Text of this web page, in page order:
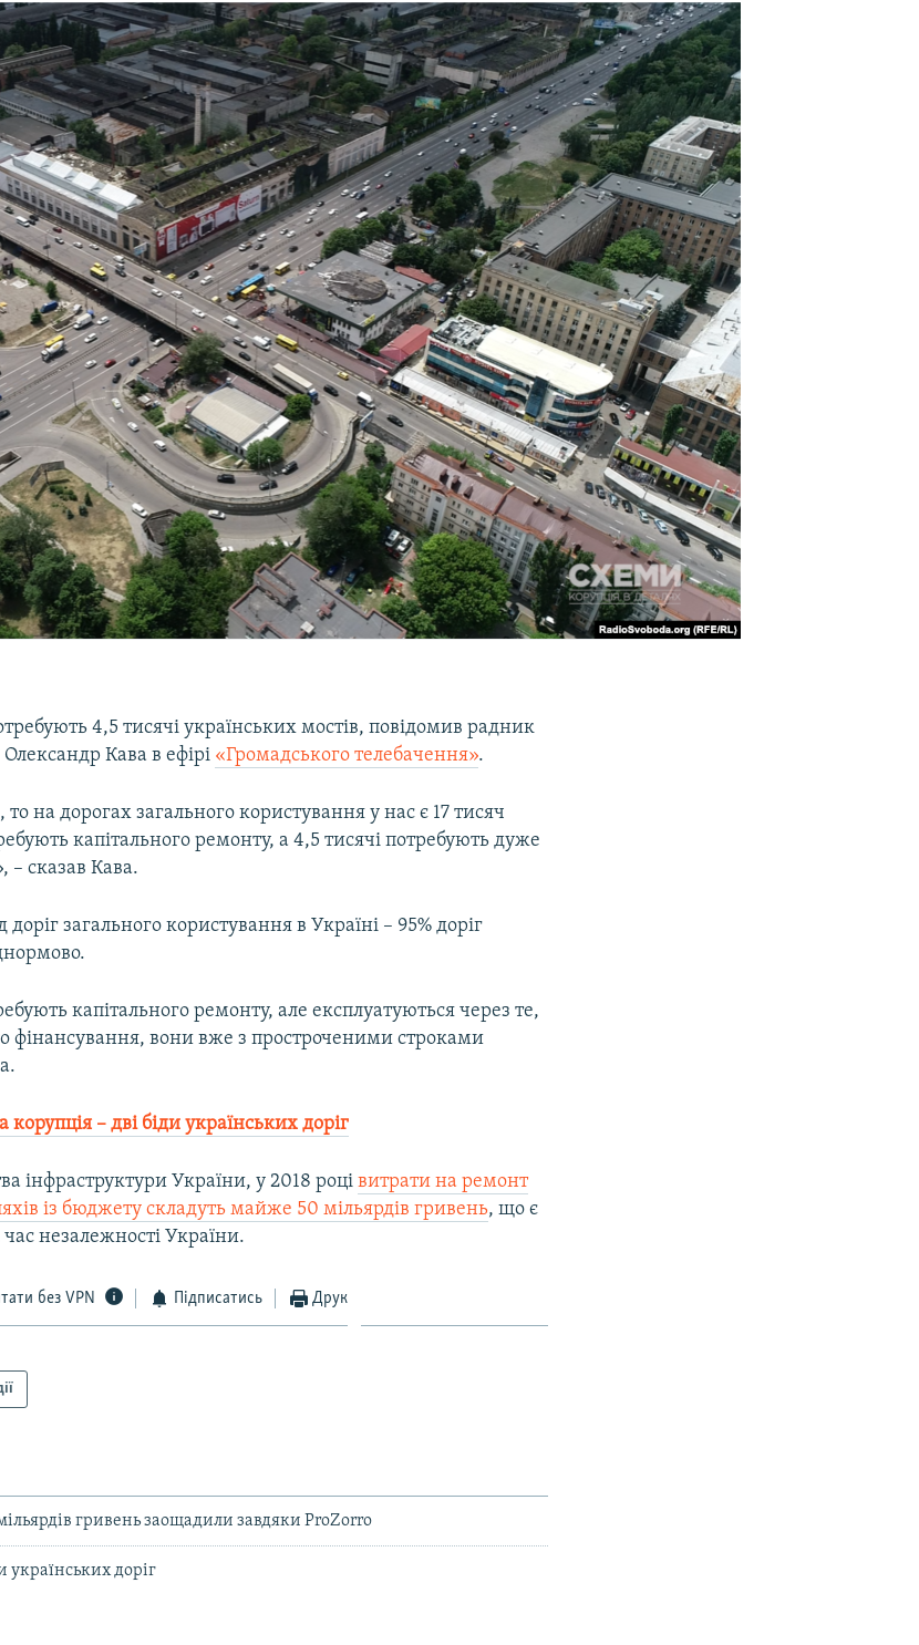
4,5 тисячі українських мостів, повідомив радник
Кава в ефірі «Громадського телебачення».
то на дорогах загального користування у нас є 17 тисяч
капітального ремонту, а 4,5 тисячі потребують дуже
– сказав Кава.
загального користування в Україні – 95% доріг
капітального ремонту, але експлуатуються через те,
фінансування, вони вже з простроченими строками
корупція – дві біди українських доріг
інфраструктури України, у 2018 роцівитрати на ремонт
із бюджету складуть майже 50 мільярдів гривень, що є
незалежності України.
без VPN Підписатись Друк
гривень заощадили завдяки ProZorro
українських доріг